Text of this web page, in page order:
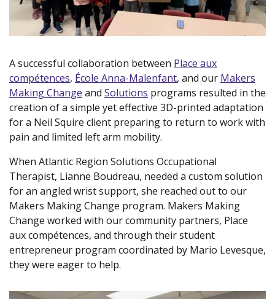
A successful collaboration between Place aux
compétences(new window)
, École Anna-Malenfant(new window)
, and our Makers
Making Change (new window)
and Solutions (new window)
programs resulted in the
creation of a simple yet effective 3D-printed adaptation
for a Neil Squire client preparing to return to work with
pain and limited left arm mobility.
When Atlantic Region Solutions Occupational
Therapist, Lianne Boudreau, needed a custom solution
for an angled wrist support, she reached out to our
Makers Making Change program. Makers Making
Change worked with our community partners, Place
aux compétences, and through their student
entrepreneur program coordinated by Mario Levesque,
they were eager to help.